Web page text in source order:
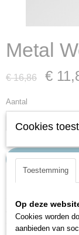
Metal
€ 16,86 €
Aantal
IN
Productcode
9210202
Omschrijving
Cookies
Toestemming
Op deze
Cookies worden
aanbieden van